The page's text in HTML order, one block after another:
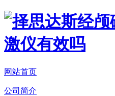
网站首页
公司简介